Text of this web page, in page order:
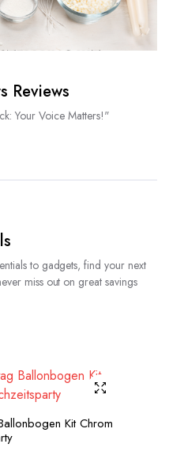
Reviews
Your Voice Matters!"
to gadgets, find your next
miss out on great savings
Kit Chrom